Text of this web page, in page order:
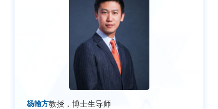
杨翰方教授，博士生导师